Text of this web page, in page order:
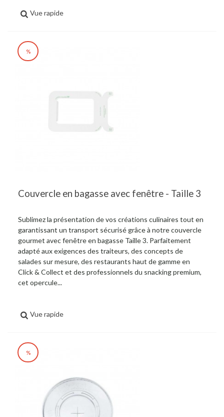
Vue rapide
%
Couvercle en bagasse avec fenêtre - Taille 3
Sublimez la présentation de vos créations culinaires tout en
garantissant un transport sécurisé grâce à notre couvercle
gourmet avec fenêtre en bagasse Taille 3. Parfaitement
adapté aux exigences des traiteurs, des concepts de
salades sur mesure, des restaurants haut de gamme en
Click & Collect et des professionnels du snacking premium,
cet opercule...
Vue rapide
%